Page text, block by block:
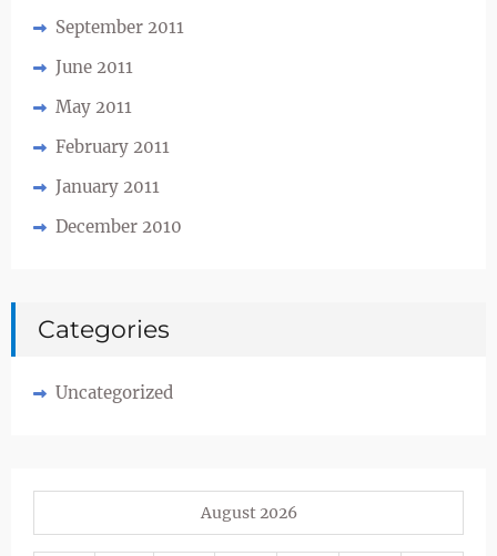
September 2011
June 2011
May 2011
February 2011
January 2011
December 2010
Categories
Uncategorized
August 2026